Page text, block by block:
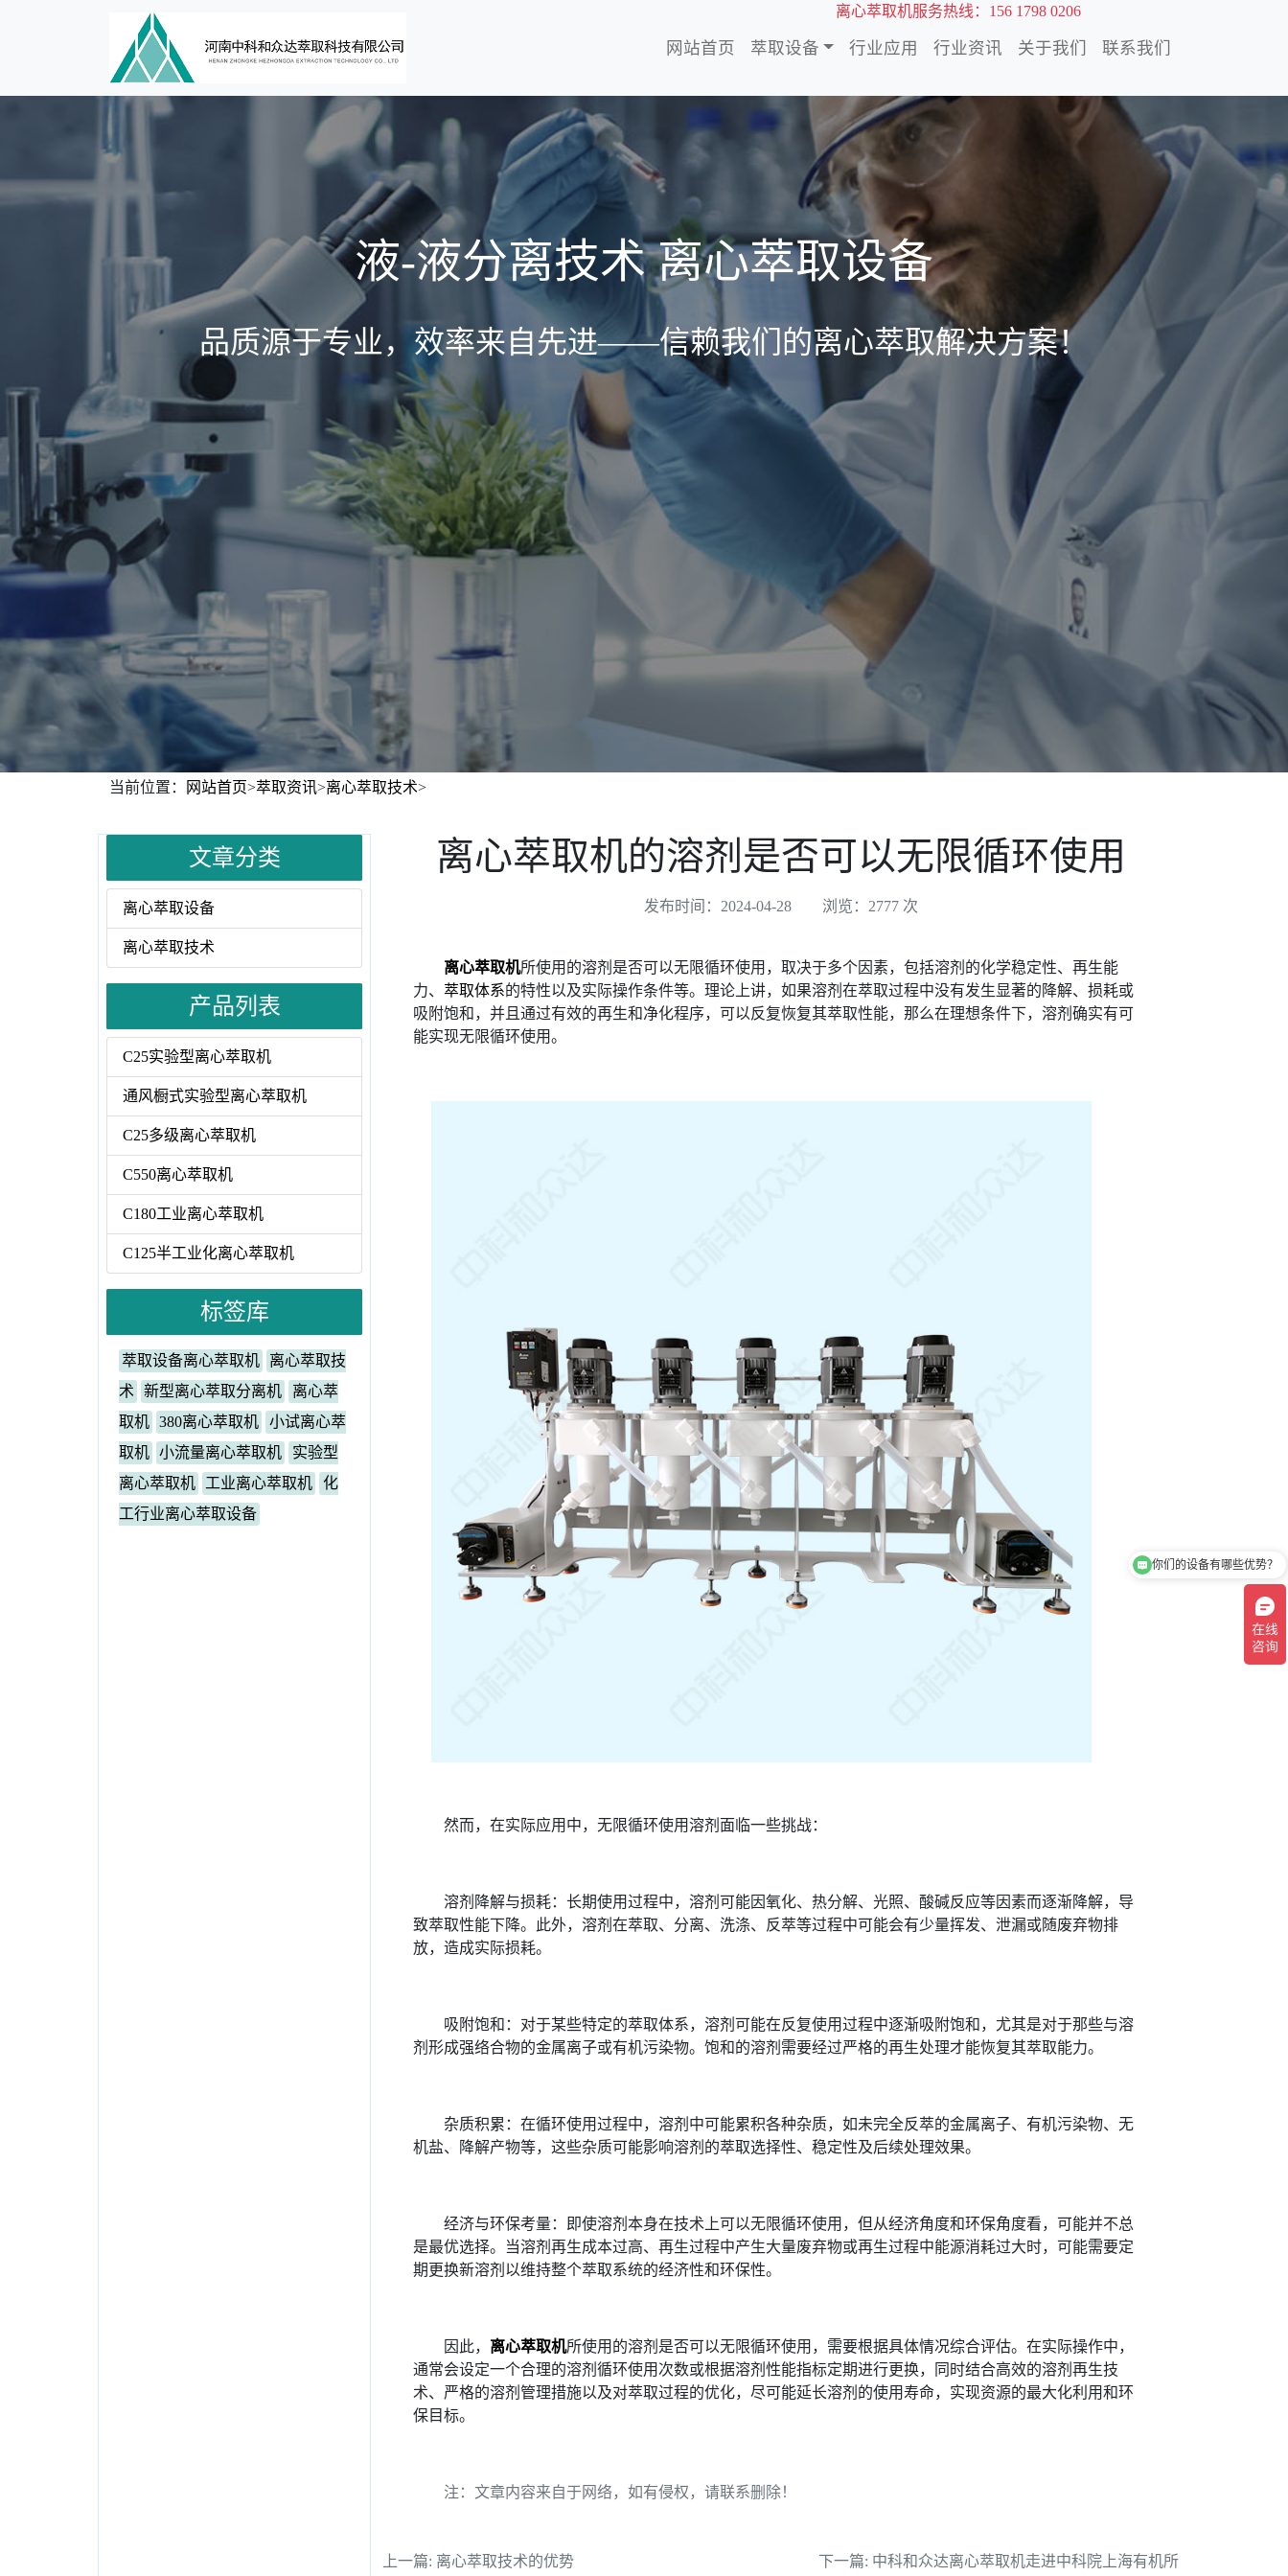
离心萃取机服务热线：156 1798 0206
网站首页 萃取设备 行业应用 行业资讯 关于我们 联系我们
液-液分离技术 离心萃取设备
品质源于专业，效率来自先进——信赖我们的离心萃取解决方案！
当前位置： 网站首页>萃取资讯>离心萃取技术>
文章分类
离心萃取设备
离心萃取技术
产品列表
C25实验型离心萃取机
通风橱式实验型离心萃取机
C25多级离心萃取机
C550离心萃取机
C180工业离心萃取机
C125半工业化离心萃取机
标签库
萃取设备离心萃取机
离心萃取技
术
新型离心萃取分离机
离心萃
取机
380离心萃取机
小试离心萃
取机
小流量离心萃取机
实验型
离心萃取机
工业离心萃取机
化
工行业离心萃取设备
离心萃取机的溶剂是否可以无限循环使用
发布时间：2024-04-28 浏览：2777 次
离心萃取机所使用的溶剂是否可以无限循环使用，取决于多个因素，包括溶剂的化学稳定性、再生能
力、 萃取体系的特性以及实际操作条件等。理论上讲，如果溶剂在萃取过程中没有发生显著的降解、损耗或
吸附饱和，并且通过有效的再生和净化程序，可以反复恢复其萃取性能，那么在理想条件下，溶剂确实有可
能实现无限循环使用。
然而，在实际应用中，无限循环使用溶剂面临一些挑战：
溶剂降解与损耗：长期使用过程中，溶剂可能因氧化、热分解、光照、酸碱反应等因素而逐渐降解，导
致萃取性能下降。此外，溶剂在萃取、分离、洗涤、反萃等过程中可能会有少量挥发、泄漏或随废弃物排
放，造成实际损耗。
吸附饱和：对于某些特定的萃取体系，溶剂可能在反复使用过程中逐渐吸附饱和，尤其是对于那些与溶
剂形成强络合物的金属离子或有机污染物。饱和的溶剂需要经过严格的再生处理才能恢复其萃取能力。
杂质积累：在循环使用过程中，溶剂中可能累积各种杂质，如未完全反萃的金属离子、有机污染物、无
机盐、降解产物等，这些杂质可能影响溶剂的萃取选择性、稳定性及后续处理效果。
经济与环保考量：即使溶剂本身在技术上可以无限循环使用，但从经济角度和环保角度看，可能并不总
是最优选择。当溶剂再生成本过高、再生过程中产生大量废弃物或再生过程中能源消耗过大时，可能需要定
期更换新溶剂以维持整个萃取系统的经济性和环保性。
因此， 离心萃取机所使用的溶剂是否可以无限循环使用，需要根据具体情况综合评估。在实际操作中，
通常会设定一个合理的溶剂循环使用次数或根据溶剂性能指标定期进行更换，同时结合高效的溶剂再生技
术、严格的溶剂管理措施以及对萃取过程的优化，尽可能延长溶剂的使用寿命，实现资源的最大化利用和环
保目标。
注：文章内容来自于网络，如有侵权，请联系删除！
上一篇: 离心萃取技术的优势 下一篇: 中科和众达离心萃取机走进中科院上海有机所
离心萃取机的优势有哪些？